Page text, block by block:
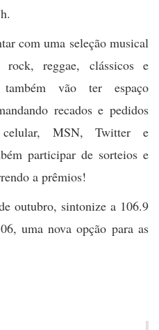
com uma seleção musical
rock, reggae, clássicos e
vão ter espaço
recados e pedidos
MSN, Twitter e
participar de sorteios e
a prêmios!
outubro, sintonize a 106.9
uma nova opção para as